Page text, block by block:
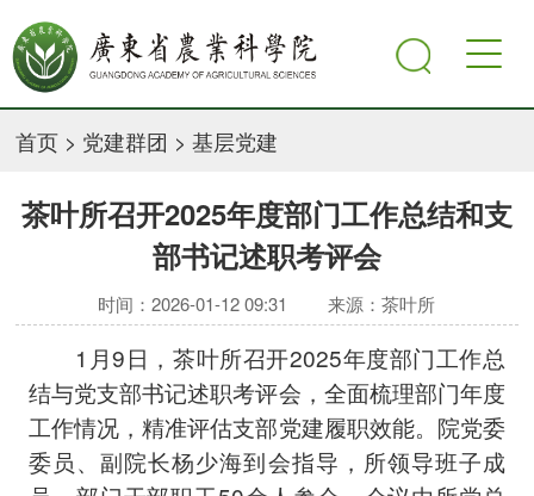
首页 > 党建群团 >基层党建
茶叶所召开2025年度部门工作总结和支
部书记述职考评会
时间：2026-01-12 09:31 来源：茶叶所
1月9日，茶叶所召开2025年度部门工作总
结与党支部书记述职考评会，全面梳理部门年度
工作情况，精准评估支部党建履职效能。院党委
委员、副院长杨少海到会指导，所领导班子成